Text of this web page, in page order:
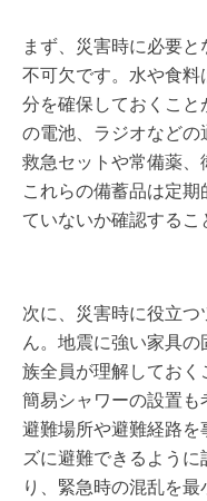
まず、災害時に必要
不可欠です。水や食
分を確保しておくこ
の電池、ラジオなどの
救急セットや常備薬、
これらの備蓄品は定
ていないか確認するこ
次に、災害時に役立
ん。地震に強い家具
族全員が理解してお
簡易シャワーの設置も
避難場所や避難経路
ズに避難できるよう
り、緊急時の混乱を最